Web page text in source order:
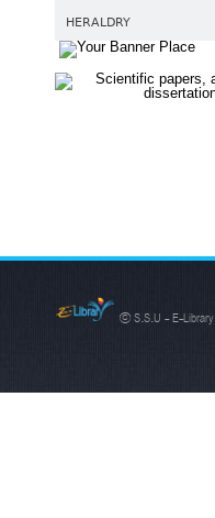
HERALDRY
© S.S.U - E-Library